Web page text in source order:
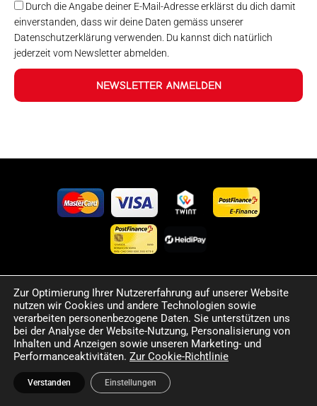
Durch die Angabe deiner E-Mail-Adresse erklärst du dich damit
einverstanden, dass wir deine Daten gemäss unserer
Datenschutzerklärung verwenden. Du kannst dich natürlich
jederzeit vom Newsletter abmelden.
NEWSLETTER ANMELDEN
©2024 Happy Sport. Alle auf dieser Website angegebenen
Preise und Informationen sind unverbindlich und können
Fehler sowie Irrtümer enthalten. Wir behalten uns das Recht
vor, jederzeit Änderungen vorzunehmen. Für die Richtigkeit
und Aktualität der bereitgestellten Informationen
übernehmen wir keine Haftung.
Zur Optimierung Ihrer Nutzererfahrung auf unserer Website
nutzen wir Cookies und andere Technologien sowie
verarbeiten personenbezogene Daten. Sie unterstützen uns
bei der Analyse der Website-Nutzung, Personalisierung von
Inhalten und Anzeigen sowie unseren Marketing- und
Performanceaktivitäten. Zur Cookie-Richtlinie
Verstanden Einstellungen